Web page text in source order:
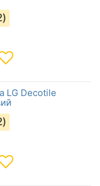
LG Decotile